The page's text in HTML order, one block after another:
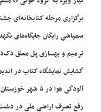
برگزاری مرحله کتابخانه‌ای
سمپاشی رایگان جایگاه‌های
ترمیم و بهسازی پل معلق
گشایش نمایشگاه کتاب در
آلودگی هوا در ۵ شهر خوزستان
رفع تصرف اراضی ملی در دشت